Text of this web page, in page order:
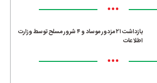
•••
بازداشت ۲۱ مزدور موساد و ۴ شرور مسلح توسط وزارت
اطلاعات
•••